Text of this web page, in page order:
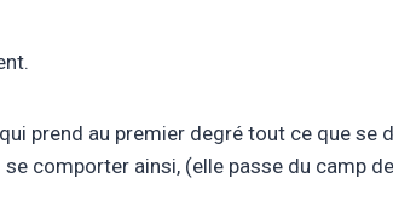
prend au premier degré tout ce que se
comporter ainsi, (elle passe du camp de